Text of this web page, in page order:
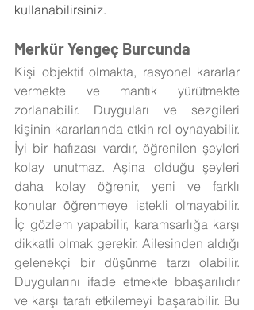
kullanabilirsiniz.
Merkür Yengeç Burcunda
Kişi objektif olmakta, rasyonel kararlar
vermekte ve mantık yürütmekte
zorlanabilir. Duyguları ve sezgileri
kişinin kararlarında etkin rol oynayabilir.
İyi bir hafızası vardır, öğrenilen şeyleri
kolay unutmaz. Aşina olduğu şeyleri
daha kolay öğrenir, yeni ve farklı
konular öğrenmeye istekli olmayabilir.
İç gözlem yapabilir, karamsarlığa karşı
dikkatli olmak gerekir. Ailesinden aldığı
gelenekçi bir düşünme tarzı olabilir.
Duygularını ifade etmekte bbaşarılıdır
ve karşı tarafı etkilemeyi başarabilir. Bu